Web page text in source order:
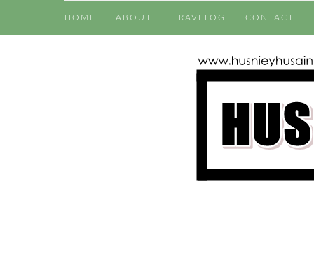
HOME ABOUT TRAVELOG CONTACT